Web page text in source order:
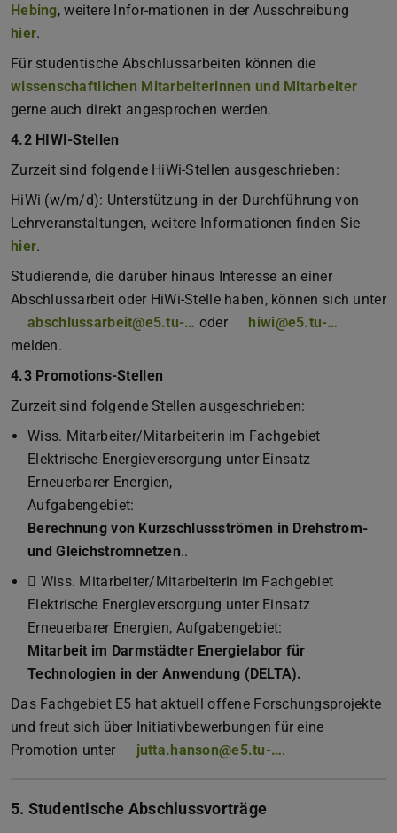
Hebing, weitere Infor-mationen in der Ausschreibung
hier.
Für studentische Abschlussarbeiten können die
wissenschaftlichen Mitarbeiterinnen und Mitarbeiter
gerne auch direkt angesprochen werden.
4.2 HIWI-Stellen
Zurzeit sind folgende HiWi-Stellen ausgeschrieben:
HiWi (w/m/d): Unterstützung in der Durchführung von
Lehrveranstaltungen, weitere Informationen finden Sie
hier.
Studierende, die darüber hinaus Interesse an einer
Abschlussarbeit oder HiWi-Stelle haben, können sich unter
abschlussarbeit@e5.tu-… oder
hiwi@e5.tu-…
melden.
4.3 Promotions-Stellen
Zurzeit sind folgende Stellen ausgeschrieben:
Wiss. Mitarbeiter/Mitarbeiterin im Fachgebiet
Elektrische Energieversorgung unter Einsatz
Erneuerbarer Energien,
Aufgabengebiet:
Berechnung von Kurzschlussströmen in Drehstrom-
und Gleichstromnetzen..
 Wiss. Mitarbeiter/Mitarbeiterin im Fachgebiet
Elektrische Energieversorgung unter Einsatz
Erneuerbarer Energien, Aufgabengebiet:
Mitarbeit im Darmstädter Energielabor für
Technologien in der Anwendung (DELTA).
Das Fachgebiet E5 hat aktuell offene Forschungsprojekte
und freut sich über Initiativbewerbungen für eine
Promotion unter
jutta.hanson@e5.tu-….
5. Studentische Abschlussvorträge